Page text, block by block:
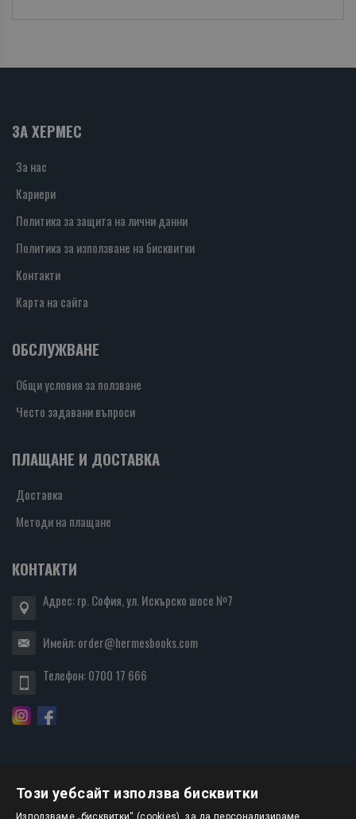
ЗА ХЕРМЕС
За нас
Кариери
Политика за защита на лични данни
Политика за използване на бисквитки
Контакти
Карта на сайта
ОБСЛУЖВАНЕ
Общи условия за ползване
Често задавани въпроси
ПЛАЩАНЕ И ДОСТАВКА
Доставка
Методи на плащане
КОНТАКТИ
Адрес: гр. София, ул. Искърско шосе №7
Имейл:order@hermesbooks.com
Телефон:0700 17 666
Този уебсайт използва бисквитки
Използваме „бисквитки“ (cookies), за да персонализираме